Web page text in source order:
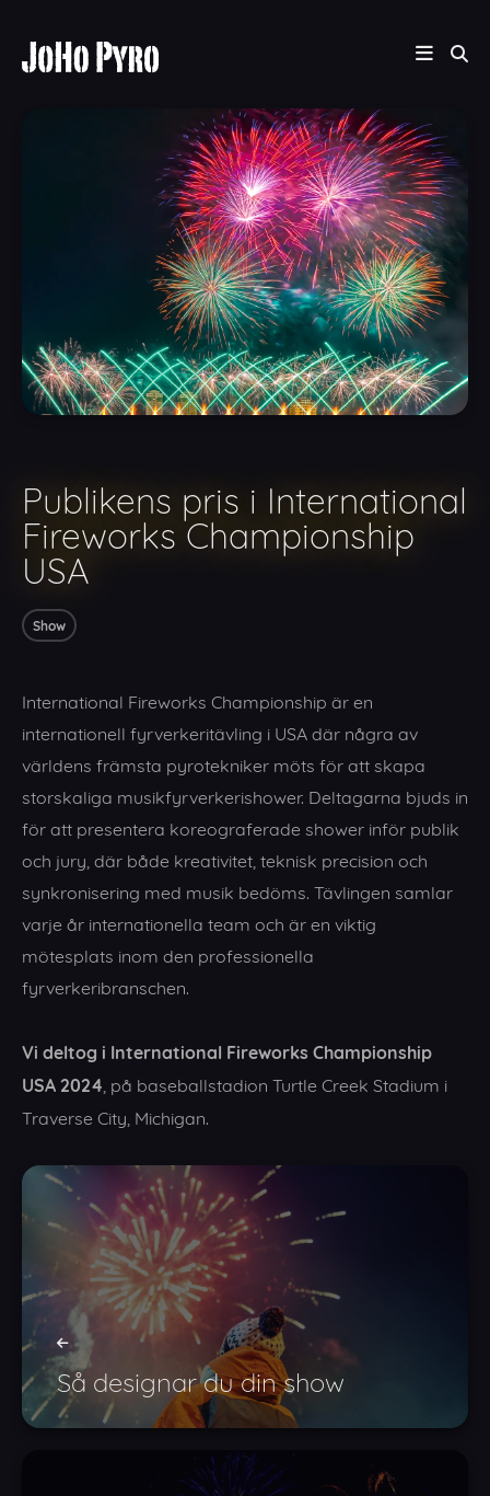
Publikens pris i International
Fireworks Championship
USA
Show
International Fireworks Championship är en
internationell fyrverkeritävling i USA där några av
världens främsta pyrotekniker möts för att skapa
storskaliga musikfyrverkerishower. Deltagarna bjuds in
för att presentera koreograferade shower inför publik
och jury, där både kreativitet, teknisk precision och
synkronisering med musik bedöms. Tävlingen samlar
varje år internationella team och är en viktig
mötesplats inom den professionella
fyrverkeribranschen.
Vi deltog i International Fireworks Championship
USA 2024 , på baseballstadion Turtle Creek Stadium i
Traverse City, Michigan.
Så designar du din show